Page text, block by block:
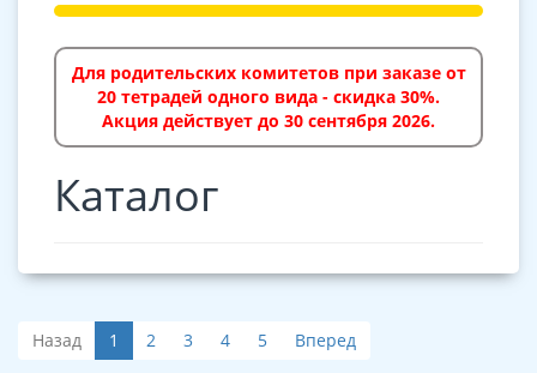
Для родительских комитетов при заказе от
20 тетрадей одного вида - скидка 30%.
Акция действует до 30 сентября 2026.
Каталог
Назад 1 2 3 4 5 Вперед